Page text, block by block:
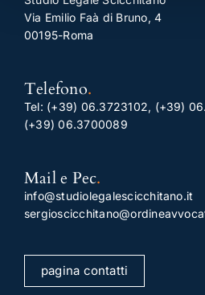
Via Emilio Faà di Bruno, 4
00195-Roma
Telefono.
Tel: (+39) 06.3723102, (+39)
(+39) 06.3700089
Mail e Pec.
info@studiolegalescicchitano.it
pagina contatti